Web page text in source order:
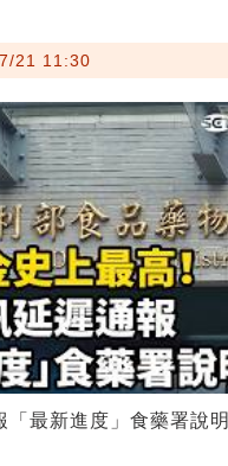
21 11:30
「最新進度」食藥署說明